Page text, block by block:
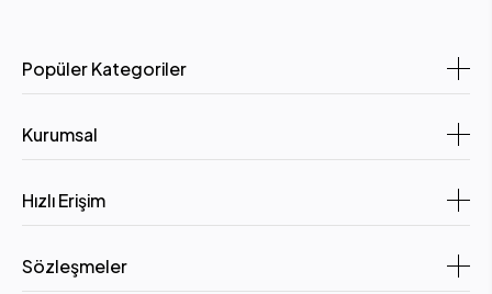
Popüler Kategoriler
Kurumsal
Hızlı Erişim
Sözleşmeler